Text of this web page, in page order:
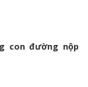
con đường nộp